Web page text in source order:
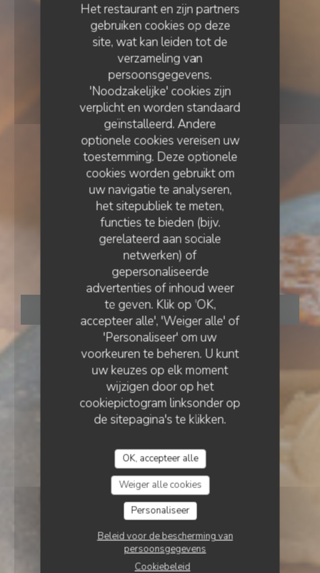
Het restaurant en zijn partners
gebruiken cookies op deze
site, wat kan leiden tot de
verzameling van
persoonsgegevens.
'Noodzakelijke' cookies zijn
verplicht en worden standaard
geïnstalleerd. Andere
optionele cookies vereisen uw
toestemming. Deze optionele
cookies worden gebruikt om
uw navigatie te analyseren,
het sitepubliek te meten,
functies te bieden (bijv.
gerelateerd aan sociale
netwerken) of
gepersonaliseerde
advertenties of inhoud weer
te geven. Klik op 'OK,
accepteer alle', 'Weiger alle' of
'Personaliseer' om uw
voorkeuren te beheren. U kunt
uw keuzes op elk moment
wijzigen door op het
cookiepictogram linksonder op
de sitepagina's te klikken.
OK, accepteer alle
Weiger alle cookies
Personaliseer
Beleid voor de bescherming van
persoonsgegevens
Cookiebeleid
RESERVEER EEN TAFEL